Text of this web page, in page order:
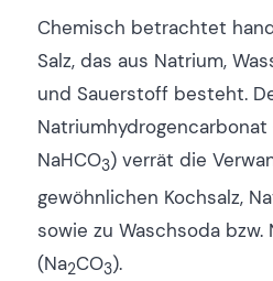
Chemisch betrachtet
Salz, das aus Natrium,
und Sauerstoff besteht.
NaHCO3) verrät die
gewöhnlichen Kochsalz,
sowie zu Waschsoda
(Na2CO3).